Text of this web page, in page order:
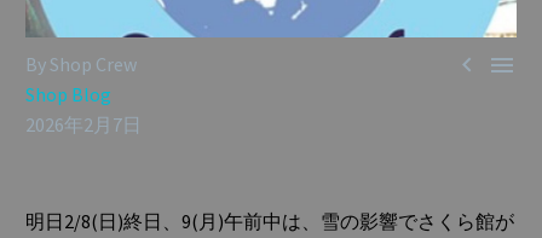
 
By Shop Crew
Shop Blog
2026年2月7日
明日2/8(日)終日、9(月)午前中は、雪の影響でさくら館が